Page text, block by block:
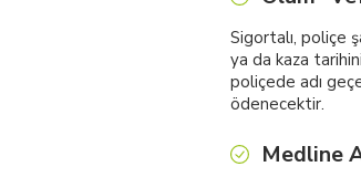
Sigortalı, poliçe
ya da kaza
poliçede adı
ödenecektir.
Medline